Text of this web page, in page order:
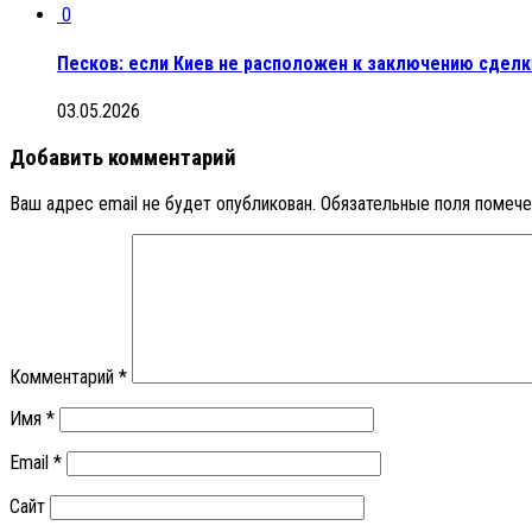
0
Песков: если Киев не расположен к заключению
03.05.2026
Добавить комментарий
Ваш адрес email не будет опубликован. Обязательные поля
Комментарий *
Имя *
Email *
Сайт